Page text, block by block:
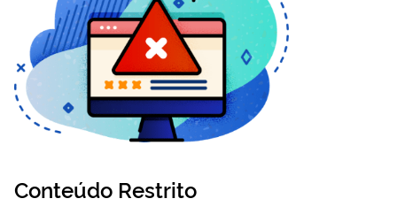
Conteúdo Restrito